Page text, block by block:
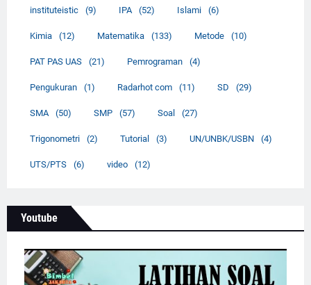
instituteistic (9) IPA (52) Islami (6)
Kimia (12) Matematika (133) Metode (10)
PAT PAS UAS (21) Pemrograman (4)
Pengukuran (1) Radarhot com (11) SD (29)
SMA (50) SMP (57) Soal (27)
Trigonometri (2) Tutorial (3) UN/UNBK/USBN (4)
UTS/PTS (6) video (12)
Youtube